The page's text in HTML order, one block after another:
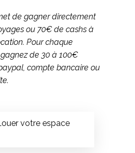
de gagner directement
ou 70€ de cashs à
Pour chaque
de 30 à 100€
compte bancaire ou
votre espace